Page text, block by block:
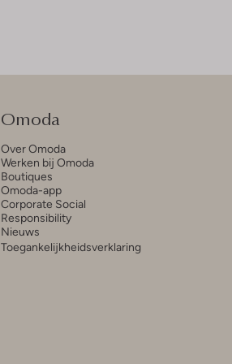
Omoda
Over Omoda
Werken bij Omoda
Boutiques
Omoda-app
Corporate Social
Responsibility
Nieuws
Toegankelijkheidsverklaring